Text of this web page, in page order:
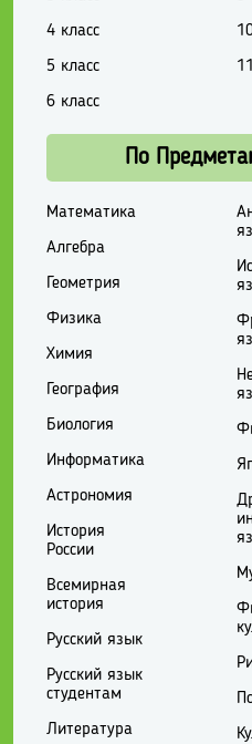
4 класс
5 класс
6 класс
По
Математика
Алгебра
Геометрия
Физика
Химия
География
Биология
Информатика
Астрономия
История
России
Всемирная
история
Русский язык
Русский язык
студентам
Литература